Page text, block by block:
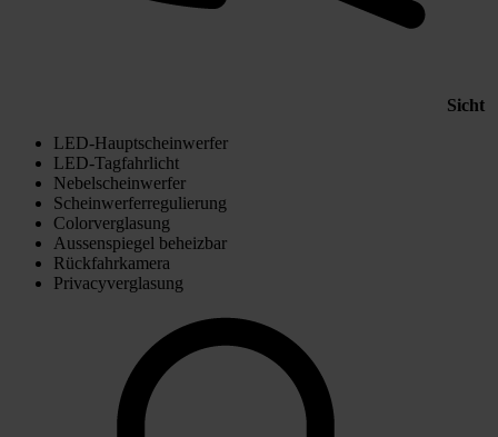
Sicht
LED-Hauptscheinwerfer
LED-Tagfahrlicht
Nebelscheinwerfer
Scheinwerferregulierung
Colorverglasung
Aussenspiegel beheizbar
Rückfahrkamera
Privacyverglasung